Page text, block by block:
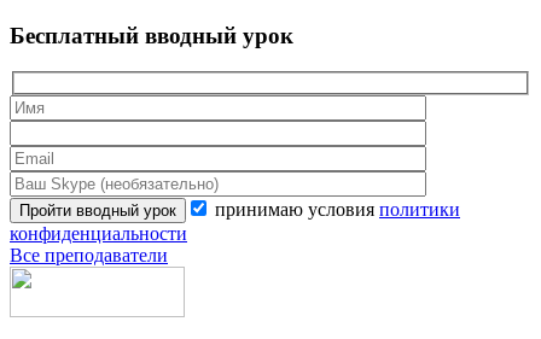
Бесплатный вводный урок
принимаю условия политики
конфиденциальности
Все преподаватели